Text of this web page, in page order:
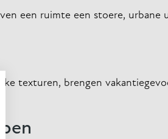
een ruimte een stoere,
texturen, brengen